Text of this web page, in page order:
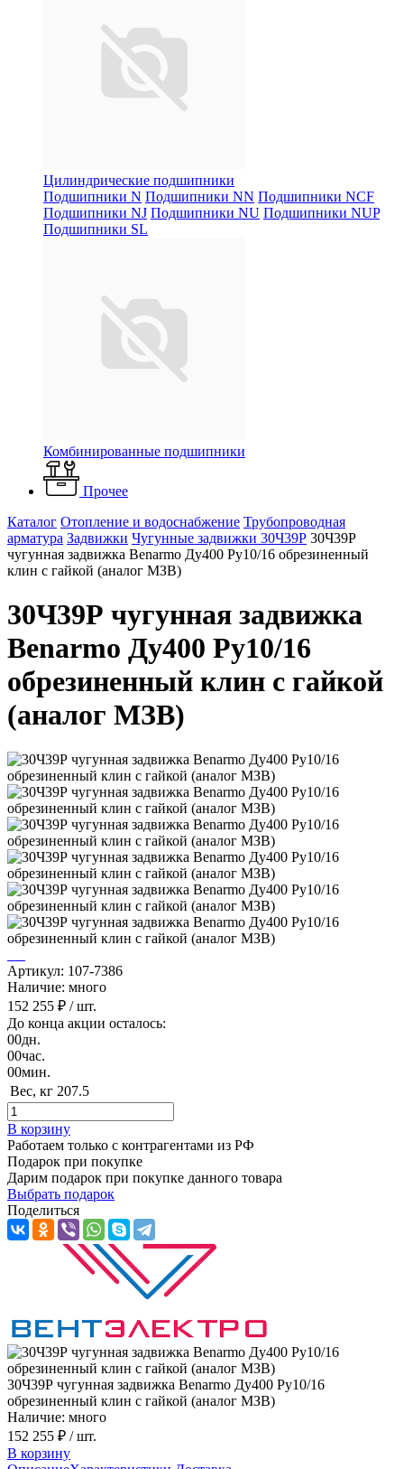
Цилиндрические подшипники
Подшипники N Подшипники NN Подшипники NCF
Подшипники NJ Подшипники NU Подшипники NUP
Подшипники SL
Комбинированные подшипники
Прочее
Каталог Отопление и водоснабжение Трубопроводная
арматура Задвижки Чугунные задвижки 30Ч39Р 30Ч39Р
чугунная задвижка Benarmo Ду400 Ру10/16 обрезиненный
клин с гайкой (аналог МЗВ)
30Ч39Р чугунная задвижка
Benarmo Ду400 Ру10/16
обрезиненный клин с гайкой
(аналог МЗВ)
Артикул: 107-7386
Наличие: много
152 255 ₽ / шт.
До конца акции осталось:
00дн.
00час.
00мин.
Вес, кг 207.5
В корзину
Работаем только с контрагентами из РФ
Подарок при покупке
Дарим подарок при покупке данного товара
Выбрать подарок
Поделиться
30Ч39Р чугунная задвижка Benarmo Ду400 Ру10/16
обрезиненный клин с гайкой (аналог МЗВ)
Наличие: много
152 255 ₽ / шт.
В корзину